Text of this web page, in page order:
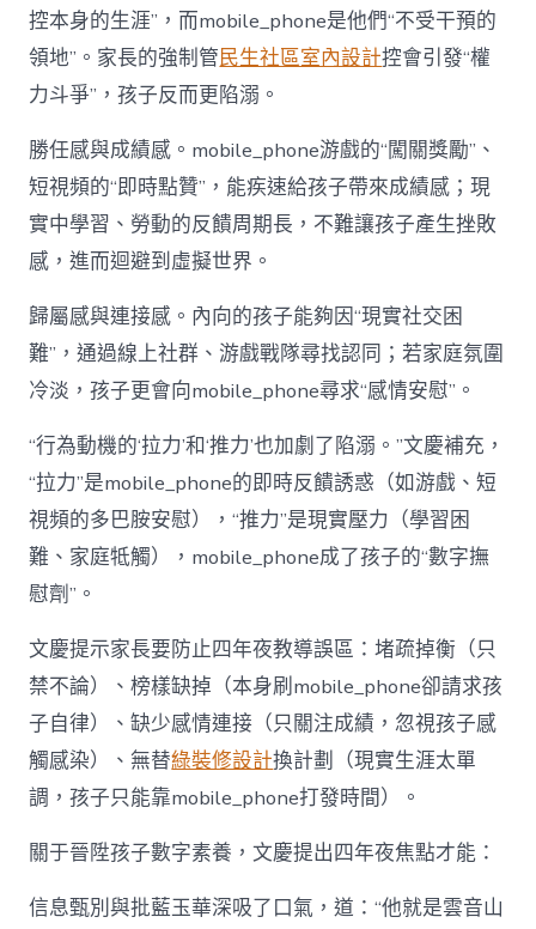
控本身的生涯”，而mobile_phone是他們“不受干預的
領地”。家長的強制管民生社區室內設計控會引發“權
力斗爭”，孩子反而更陷溺。
勝任感與成績感。mobile_phone游戲的“闖關獎勵”、
短視頻的“即時點贊”，能疾速給孩子帶來成績感；現
實中學習、勞動的反饋周期長，不難讓孩子產生挫敗
感，進而迴避到虛擬世界。
歸屬感與連接感。內向的孩子能夠因“現實社交困
難”，通過線上社群、游戲戰隊尋找認同；若家庭氛圍
冷淡，孩子更會向mobile_phone尋求“感情安慰”。
“行為動機的‘拉力’和‘推力’也加劇了陷溺。”文慶補充，
“拉力”是mobile_phone的即時反饋誘惑（如游戲、短
視頻的多巴胺安慰），“推力”是現實壓力（學習困
難、家庭牴觸），mobile_phone成了孩子的“數字撫
慰劑”。
文慶提示家長要防止四年夜教導誤區：堵疏掉衡（只
禁不論）、榜樣缺掉（本身刷mobile_phone卻請求孩
子自律）、缺少感情連接（只關注成績，忽視孩子感
觸感染）、無替綠裝修設計換計劃（現實生涯太單
調，孩子只能靠mobile_phone打發時間）。
關于晉陞孩子數字素養，文慶提出四年夜焦點才能：
信息甄別與批藍玉華深吸了口氣，道：“他就是雲音山